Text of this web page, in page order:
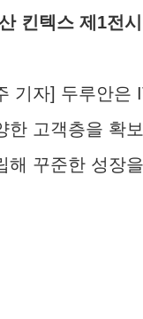
킨텍스 제1전
기자] 두루안은
한 고객층을 확
해 꾸준한 성장